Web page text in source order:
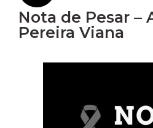
Nota de Pesar –
Pereira Viana